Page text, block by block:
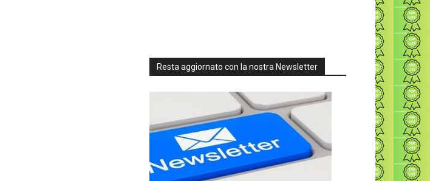
Resta aggiornato con la nostra Newsletter